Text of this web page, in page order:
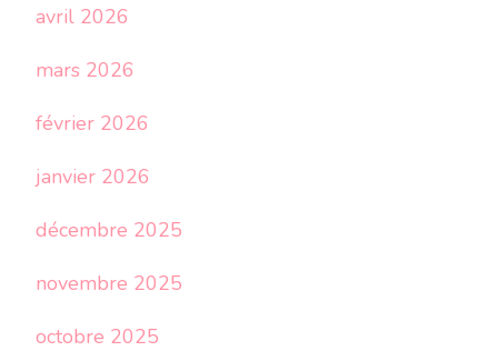
avril 2026
mars 2026
février 2026
janvier 2026
décembre 2025
novembre 2025
octobre 2025